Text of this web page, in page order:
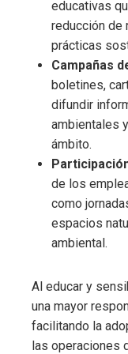
educativas
reducción de
prácticas
Campañas
boletines,
difundir
ambientales
ámbito.
de los
como
espacios
ambiental.
Al educar y
una mayor
facilitando la
las operaciones